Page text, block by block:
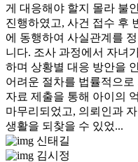
게 대응해야 할지 몰라 불
진행하였고, 사건 접수 후
에 동행하여 사실관계를
니다. 조사 과정에서 자녀
하며 상황별 대응 방안을
어려운 절차를 법률적으
자료 제출을 통해 아이의
마무리되었고, 의뢰인과
생활을 되찾을 수 있었...
신태길
김시정